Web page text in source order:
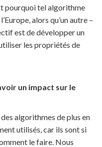
pourquoi tel algorithme
alors qu’un autre –
est de développer un
les propriétés de
un impact sur le
algorithmes de plus en
utilisés, car ils sont si
le faire. Nous